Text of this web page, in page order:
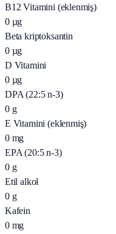
B12 Vitamini (eklenmiş)
0 µg
Beta kriptoksantin
0 µg
D Vitamini
0 µg
DPA (22:5 n-3)
0 g
E Vitamini (eklenmiş)
0 mg
EPA (20:5 n-3)
0 g
Etil alkol
0 g
Kafein
0 mg